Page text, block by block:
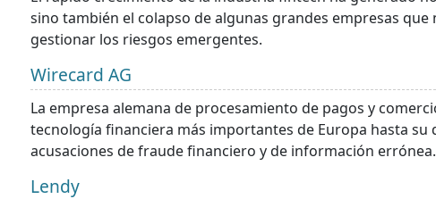
sino también el colapso de algunas grandes empresas
gestionar los riesgos emergentes.
Wirecard AG
La empresa alemana de procesamiento de pagos y
tecnología financiera más importantes de Europa hasta su
acusaciones de fraude financiero y de información errónea.
Lendy